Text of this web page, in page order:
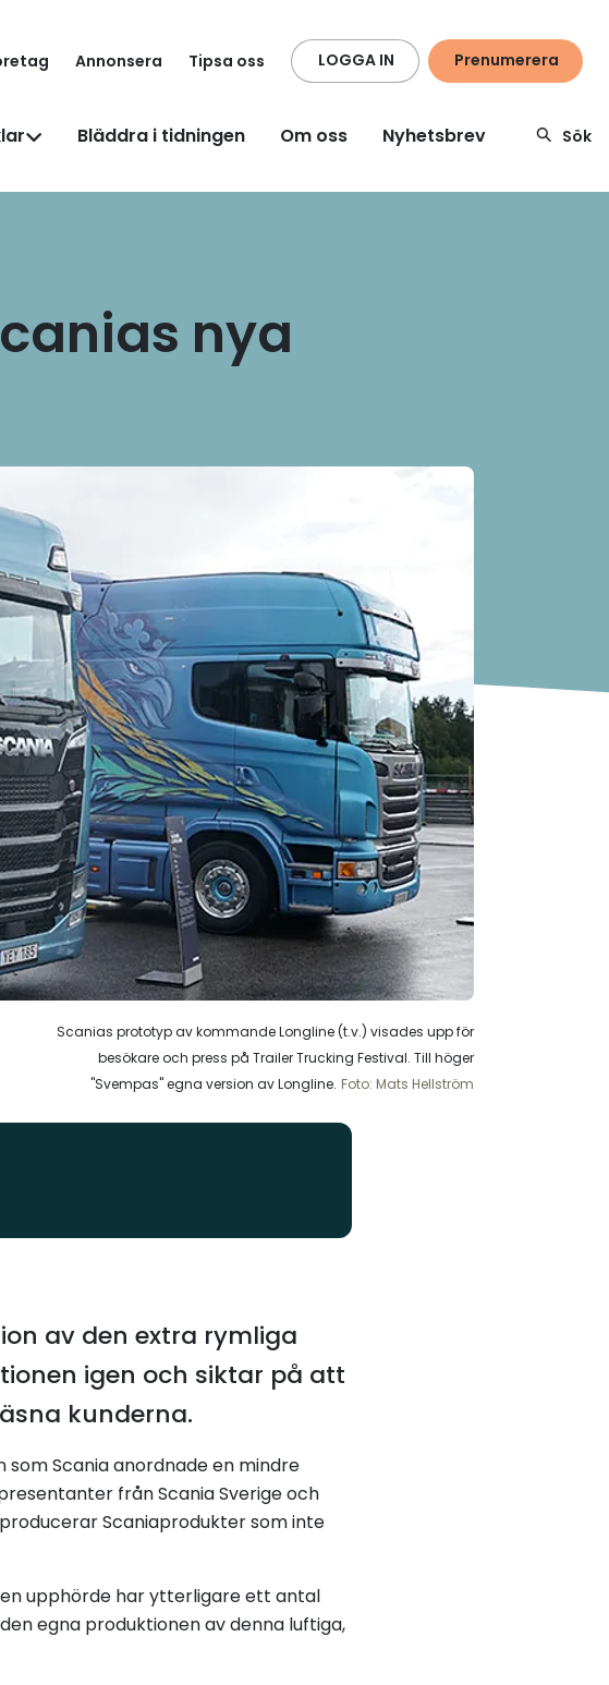
Annonsera Tipsa oss LOGGA IN Prenumerera
Bläddra i tidningen Om oss Nyhetsbrev Sök
nya
Scanias prototyp av kommande Longline (t.v.) visades upp för
besökare och press på Trailer Trucking Festival. Till höger
"Svempas" egna version av Longline. Foto: Mats Hellström
av den extra rymliga
igen och siktar på att
kunderna.
Scania anordnade en mindre
från Scania Sverige och
Scaniaprodukter som inte
upphörde har ytterligare ett antal
egna produktionen av denna luftiga,